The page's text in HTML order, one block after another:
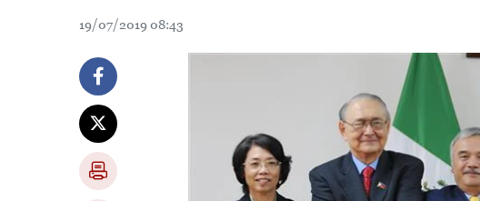
19/07/2019 08:43